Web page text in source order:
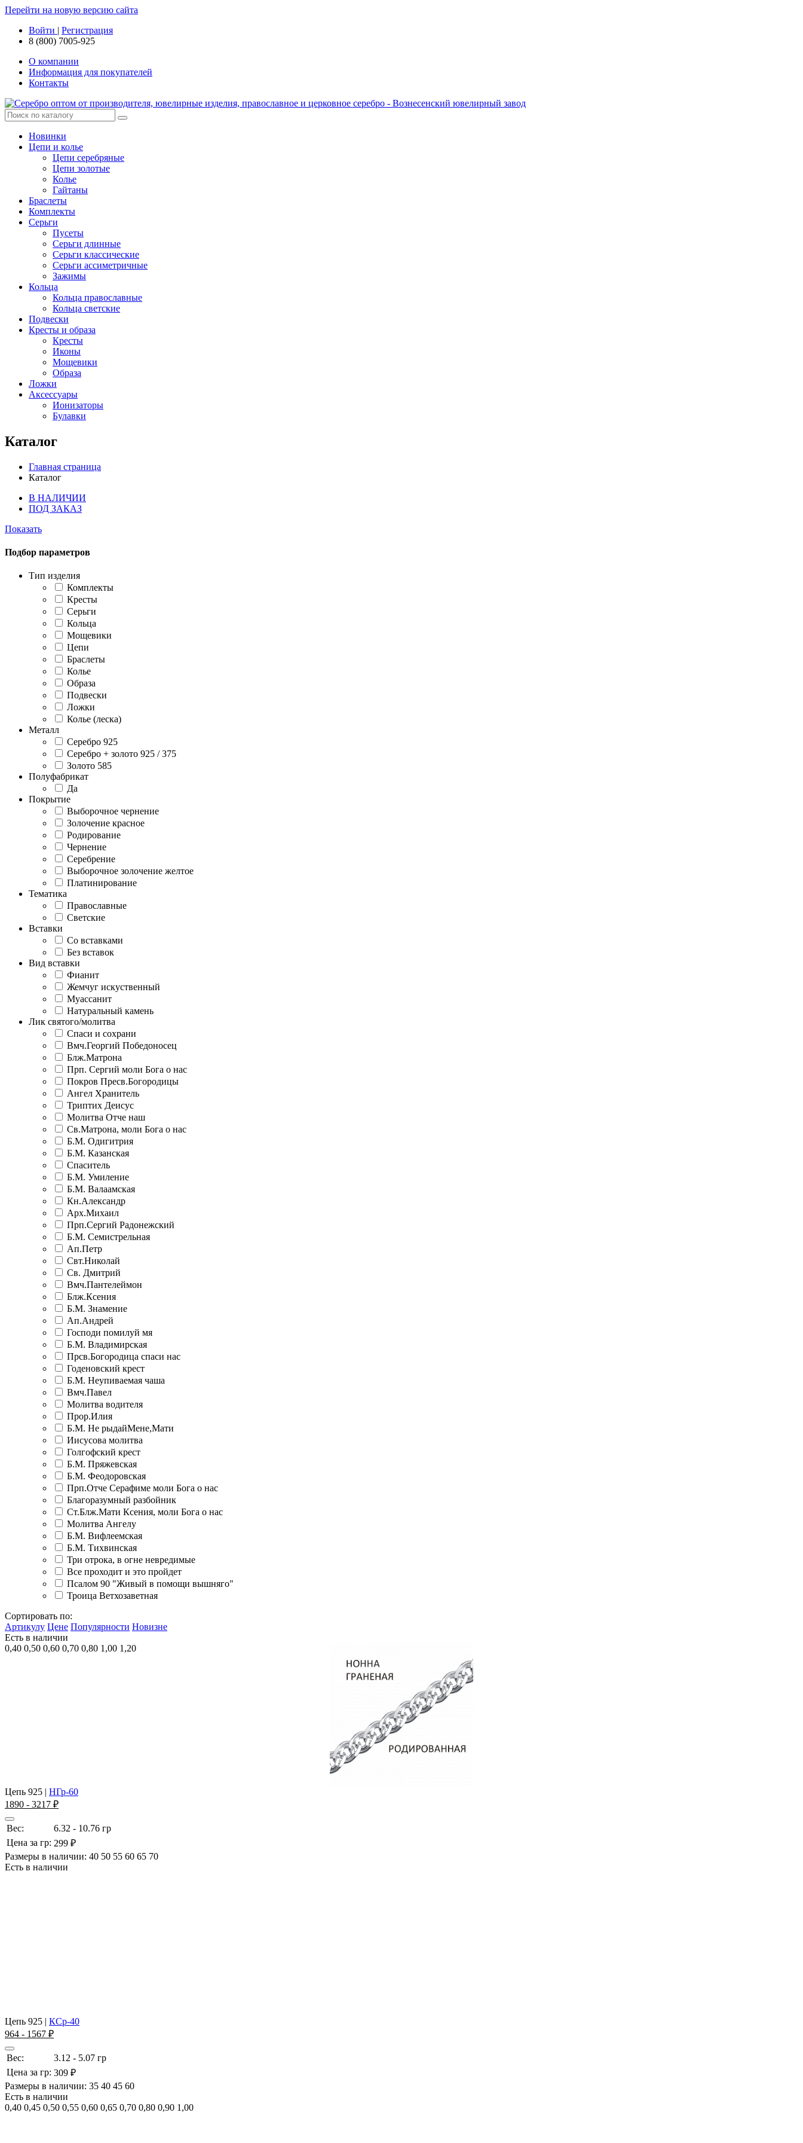
Перейти на новую версию сайта
Войти | Регистрация
8 (800) 7005-925
О компании
Информация для покупателей
Контакты
Новинки
Цепи и колье
Цепи серебряные
Цепи золотые
Колье
Гайтаны
Браслеты
Комплекты
Серьги
Пусеты
Серьги длинные
Серьги классические
Серьги ассиметричные
Зажимы
Кольца
Кольца православные
Кольца светские
Подвески
Кресты и образа
Кресты
Иконы
Мощевики
Образа
Ложки
Аксессуары
Ионизаторы
Булавки
Каталог
Главная страница
Каталог
В НАЛИЧИИ
ПОД ЗАКАЗ
Показать
Подбор параметров
Тип изделия
Комплекты
Кресты
Серьги
Кольца
Мощевики
Цепи
Браслеты
Колье
Образа
Подвески
Ложки
Колье (леска)
Металл
Серебро 925
Серебро + золото 925 / 375
Золото 585
Полуфабрикат
Да
Покрытие
Выборочное чернение
Золочение красное
Родирование
Чернение
Серебрение
Выборочное золочение желтое
Платинирование
Тематика
Православные
Светские
Вставки
Со вставками
Без вставок
Вид вставки
Фианит
Жемчуг искуственный
Муассанит
Натуральный камень
Лик святого/молитва
Спаси и сохрани
Вмч.Георгий Победоносец
Блж.Матрона
Прп. Сергий моли Бога о нас
Покров Пресв.Богородицы
Ангел Хранитель
Триптих Деисус
Молитва Отче наш
Св.Матрона, моли Бога о нас
Б.М. Одигитрия
Б.М. Казанская
Спаситель
Б.М. Умиление
Б.М. Валаамская
Кн.Александр
Арх.Михаил
Прп.Сергий Радонежский
Б.М. Семистрельная
Ап.Петр
Свт.Николай
Св. Дмитрий
Вмч.Пантелеймон
Блж.Ксения
Б.М. Знамение
Ап.Андрей
Господи помилуй мя
Б.М. Владимирская
Прсв.Богородица спаси нас
Годеновский крест
Б.М. Неупиваемая чаша
Вмч.Павел
Молитва водителя
Прор.Илия
Б.М. Не рыдайМене,Мати
Иисусова молитва
Голгофский крест
Б.М. Пряжевская
Б.М. Феодоровская
Прп.Отче Серафиме моли Бога о нас
Благоразумный разбойник
Ст.Блж.Мати Ксения, моли Бога о нас
Молитва Ангелу
Б.М. Вифлеемская
Б.М. Тихвинская
Три отрока, в огне невредимые
Все проходит и это пройдет
Псалом 90 "Живый в помощи вышняго"
Троица Ветхозаветная
Сортировать по:
Артикулу Цене Популярности Новизне
Есть в наличии
0,40 0,50 0,60 0,70 0,80 1,00 1,20
Цепь 925 | НГр-60
1890 - 3217 ₽
Вес:
6.32 - 10.76 гр
Цена за гр: 299 ₽
Размеры в наличии: 40 50 55 60 65 70
Есть в наличии
Цепь 925 | КСр-40
964 - 1567 ₽
Вес:
3.12 - 5.07 гр
Цена за гр: 309 ₽
Размеры в наличии: 35 40 45 60
Есть в наличии
0,40 0,45 0,50 0,55 0,60 0,65 0,70 0,80 0,90 1,00